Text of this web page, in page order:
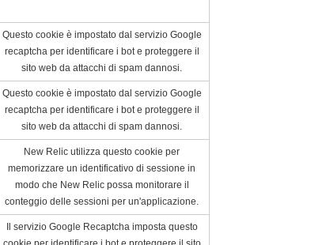
Questo cookie è impostato dal servizio Google
recaptcha per identificare i bot e proteggere il
sito web da attacchi di spam dannosi.
Questo cookie è impostato dal servizio Google
recaptcha per identificare i bot e proteggere il
sito web da attacchi di spam dannosi.
New Relic utilizza questo cookie per
memorizzare un identificativo di sessione in
modo che New Relic possa monitorare il
conteggio delle sessioni per un'applicazione.
Il servizio Google Recaptcha imposta questo